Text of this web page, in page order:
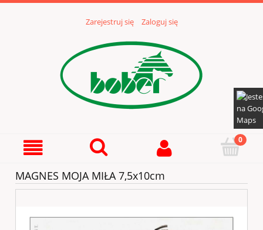
Zarejestruj się Zaloguj się
MAGNES MOJA MIŁA 7,5x10cm